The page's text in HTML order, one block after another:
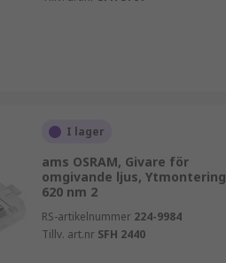
I lager
ams OSRAM, Givare för
omgivande ljus, Ytmontering
620 nm 2
RS-artikelnummer 224-9984
Tillv. art.nr SFH 2440